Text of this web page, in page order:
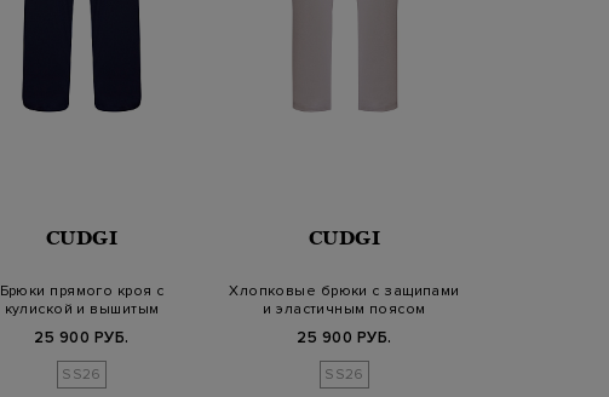
CUDGI
Брюки прямого кроя с
кулиской и вышитым
25 900 РУБ.
SS26
CUDGI
Хлопковые брюки с защипами
и эластичным поясом
25 900 РУБ.
SS26